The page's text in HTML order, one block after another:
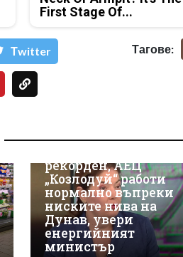
First Stage Of...
Тwitter Тагове:
рекорден, АЕЦ
„Козлодуй“ работи
нормално въпреки
ниските нива на
Дунав, увери
енергийният
министър